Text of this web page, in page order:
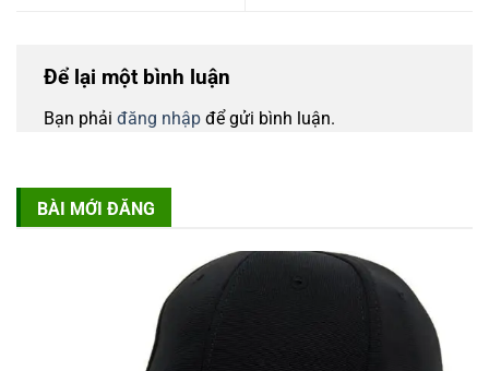
Để lại một bình luận
Bạn phải đăng nhập để gửi bình luận.
BÀI MỚI ĐĂNG